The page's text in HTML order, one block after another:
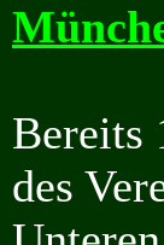
Bereits
des